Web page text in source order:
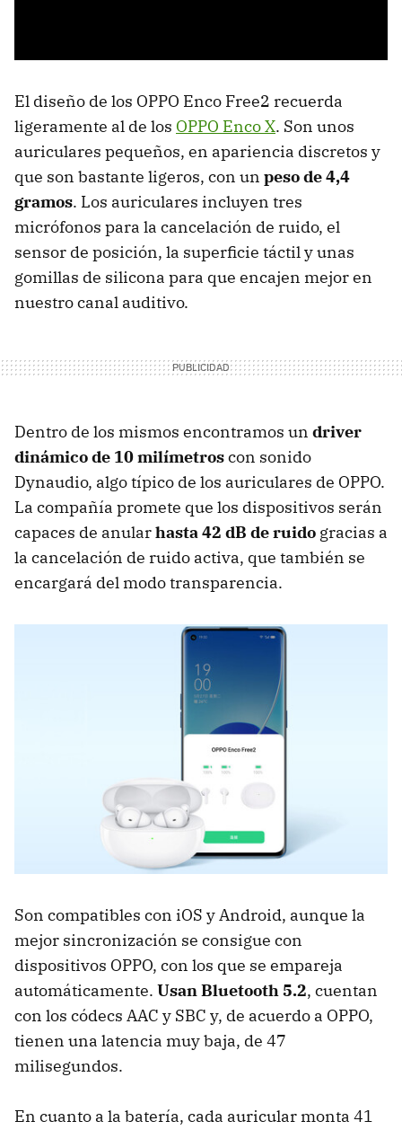
El diseño de los OPPO Enco Free2 recuerda
ligeramente al de los OPPO Enco X. Son unos
auriculares pequeños, en apariencia discretos y
que son bastante ligeros, con un peso de 4,4
gramos. Los auriculares incluyen tres
micrófonos para la cancelación de ruido, el
sensor de posición, la superficie táctil y unas
gomillas de silicona para que encajen mejor en
nuestro canal auditivo.
Dentro de los mismos encontramos un driver
dinámico de 10 milímetroscon sonido
Dynaudio, algo típico de los auriculares de OPPO.
La compañía promete que los dispositivos serán
capaces de anularhasta 42 dB de ruido gracias a
la cancelación de ruido activa, que también se
encargará del modo transparencia.
Son compatibles con iOS y Android, aunque la
mejor sincronización se consigue con
dispositivos OPPO, con los que se empareja
automáticamente. Usan Bluetooth 5.2, cuentan
con los códecs AAC y SBC y, de acuerdo a OPPO,
tienen una latencia muy baja, de 47
milisegundos.
En cuanto a la batería, cada auricular monta 41